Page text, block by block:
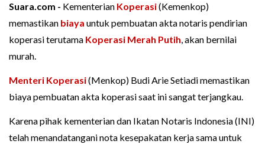
Suara.com - Kementerian Koperasi(Kemenkop)
memastikan biaya untuk pembuatan akta notaris pendirian
koperasi terutama Koperasi Merah Putih, akan bernilai
murah.
Menteri Koperasi(Menkop) Budi Arie Setiadi memastikan
biaya pembuatan akta koperasi saat ini sangat terjangkau.
Karena pihak kementerian dan Ikatan Notaris Indonesia (INI)
telah menandatangani nota kesepakatan kerja sama untuk